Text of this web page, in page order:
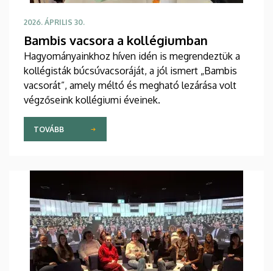
2026. ÁPRILIS 30.
Bambis vacsora a kollégiumban
Hagyományainkhoz híven idén is megrendeztük a
kollégisták búcsúvacsoráját, a jól ismert „Bambis
vacsorát”, amely méltó és megható lezárása volt
végzőseink kollégiumi éveinek.
TOVÁBB